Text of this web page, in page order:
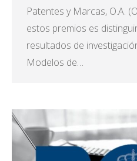
Patentes y Marcas, O.A.
estos premios es
resultados de
Modelos de…